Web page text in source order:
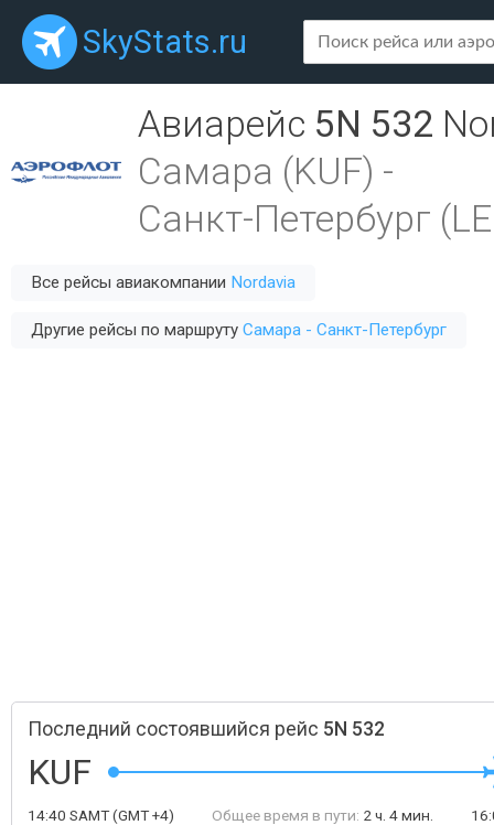
SkyStats.ru
Авиарейс 5N 532
Самара (KUF) -
Санкт-Петербург
Все рейсы авиакомпании Nordavia
Другие рейсы по маршруту Самара - Санкт-Петербург
Последний состоявшийся рейс 5N 532
KUF
14:40 SAMT(GMT +4)
Общее время в пути: 2 ч. 4 мин.